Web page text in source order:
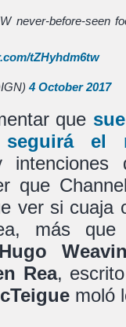
never-before-seen
tZHyhdm6tw
4 October 2017
que
seguirá el
intenciones
que
ver si cuaja
más
Hugo
Rea,
moló